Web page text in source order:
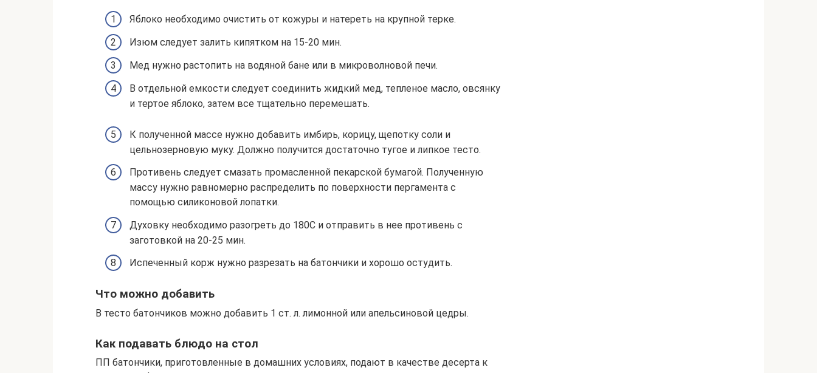
Яблоко необходимо очистить от кожуры и натереть на крупной терке.
Изюм следует залить кипятком на 15-20 мин.
Мед нужно растопить на водяной бане или в микроволновой печи.
В отдельной емкости следует соединить жидкий мед, тепленое масло, овсянку
и тертое яблоко, затем все тщательно перемешать.
К полученной массе нужно добавить имбирь, корицу, щепотку соли и
цельнозерновую муку. Должно получится достаточно тугое и липкое тесто.
Противень следует смазать промасленной пекарской бумагой. Полученную
массу нужно равномерно распределить по поверхности пергамента с
помощью силиконовой лопатки.
Духовку необходимо разогреть до 180С и отправить в нее противень с
заготовкой на 20-25 мин.
Испеченный корж нужно разрезать на батончики и хорошо остудить.
Что можно добавить
В тесто батончиков можно добавить 1 ст. л. лимонной или апельсиновой цедры.
Как подавать блюдо на стол
ПП батончики, приготовленные в домашних условиях, подают в качестве десерта к